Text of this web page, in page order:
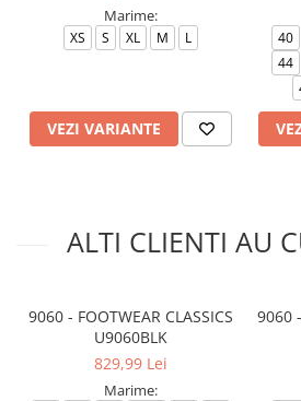
Marime:
XS S XL M L
VEZI VARIANTE
40
44
ALTI CLIENTI AU
9060 - FOOTWEAR CLASSICS
U9060BLK
829,99 Lei
Marime:
9060